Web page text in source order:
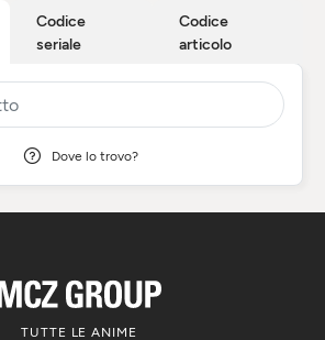
Codice
seriale
Codice
articolo
Dove lo trovo?
TUTTE LE ANIME